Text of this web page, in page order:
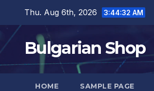
content
Thu. Aug 6th, 2026 3:44:33 AM
Bulgarian Shop
HOME SAMPLE PAGE